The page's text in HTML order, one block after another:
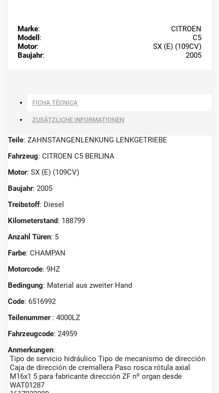
Marke:
CITROEN
Modell :
C5
Motor:
SX (E) (109CV)
Baujahr: 2005
FICHA TÉCNICA
ZUSÄTZLICHE INFORMATIONEN
Teile: ZAHNSTANGENLENKUNG LENKGETRIEBE
Fahrzeug: CITROEN C5 BERLINA
Motor: SX (E) (109CV)
Baujahr: 2005
Treibstoff: Diesel
Kilometerstand: 188799
Anzahl Türen: 5
Farbe: CHAMPAN
Motorcode: 9HZ
Bedingung: Material aus zweiter Hand
Code: 6516992
Teilenummer : 4000LZ
Fahrzeugcode: 24959
Anmerkungen:
Tipo de servicio hidráulico Tipo de mecanismo de dirección
Caja de dirección de cremallera Paso rosca rótula axial
M16x1 5 para fabricante dirección ZF nº organ desde
WAT01287